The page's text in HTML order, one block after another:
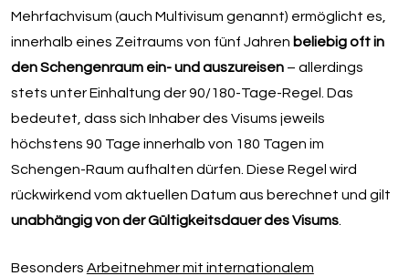
Mehrfachvisum (auch Multivisum genannt) ermöglicht es,
innerhalb eines Zeitraums von fünf Jahren beliebig oft in
den Schengenraum ein- und auszureisen – allerdings
stets unter Einhaltung der 90/180-Tage-Regel. Das
bedeutet, dass sich Inhaber des Visums jeweils
höchstens 90 Tage innerhalb von 180 Tagen im
Schengen-Raum aufhalten dürfen. Diese Regel wird
rückwirkend vom aktuellen Datum aus berechnet und gilt
unabhängig von der Gültigkeitsdauer des Visums
Besonders Arbeitnehmer mit internationalem